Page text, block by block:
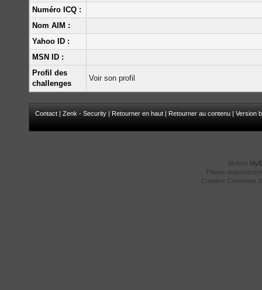
Numéro ICQ :
Nom AIM :
Yahoo ID :
MSN ID :
Profil des
challenges
Voir son profil
Contact | Zenk - Security | Retourner en haut | Retourner au contenu | Version
Moteur
Theme
Creative Commons